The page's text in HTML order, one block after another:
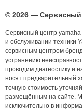
© 2026 — Сервисный
Сервисный центр
и обслуживании техники
сервисным центром
устранению
проводим диагностику и
носят предварительный
точную стоимость
размещённым на сайте.
исключительно в